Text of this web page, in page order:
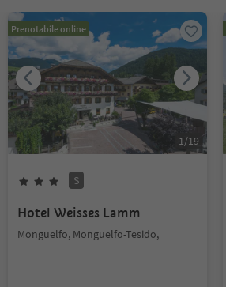
Prenotabile online
1/19
S
Hotel Weisses Lamm
Monguelfo, Monguelfo-Tesido,